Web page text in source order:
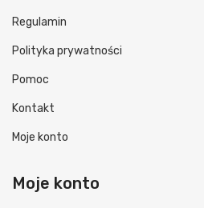
Regulamin
Polityka prywatności
Pomoc
Kontakt
Moje konto
Moje konto